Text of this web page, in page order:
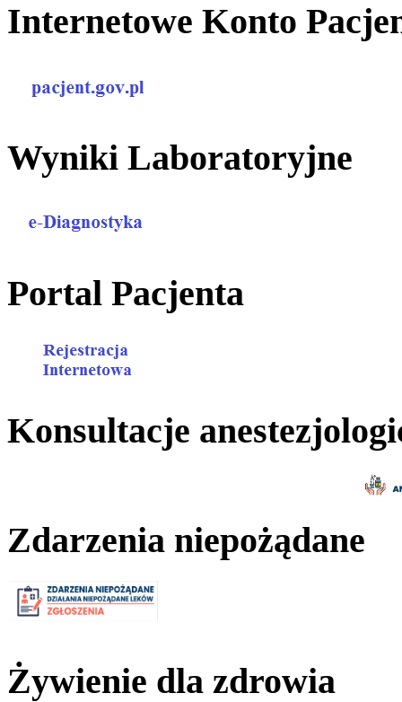
Internetowe Konto
Wyniki Laboratoryjne
Portal Pacjenta
Konsultacje
Zdarzenia niepożądane
Żywienie dla zdrowia